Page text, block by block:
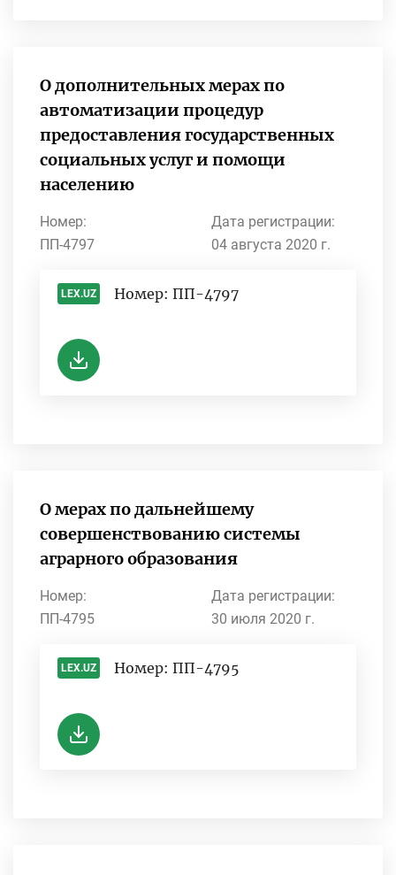
О дополнительных мерах по
автоматизации процедур
предоставления государственных
социальных услуг и помощи
населению
Номер:
ПП-4797
Дата регистрации:
04 августа 2020 г.
LEX.UZ Номер: ПП-4797
О мерах по дальнейшему
совершенствованию системы
аграрного образования
Номер:
ПП-4795
Дата регистрации:
30 июля 2020 г.
LEX.UZ Номер: ПП-4795